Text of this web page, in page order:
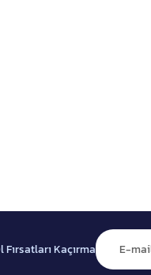
Fırsatları Kaçırma